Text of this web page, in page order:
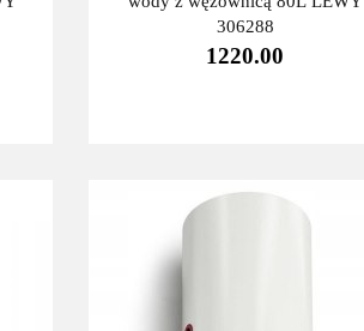
306288
1220.00